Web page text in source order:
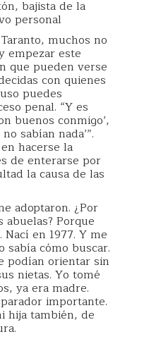
bajista de la
personal
muchos no
empezar este
que pueden verse
con quienes
puedes
penal. “Y es
buenos conmigo’,
sabían nada’”.
hacerse la
de enterarse por
la causa de las
adoptaron. ¿Por
Porque
en 1977. Y me
sabía cómo buscar.
podían orientar sin
nietas. Yo tomé
ya era madre.
importante.
hija también, de